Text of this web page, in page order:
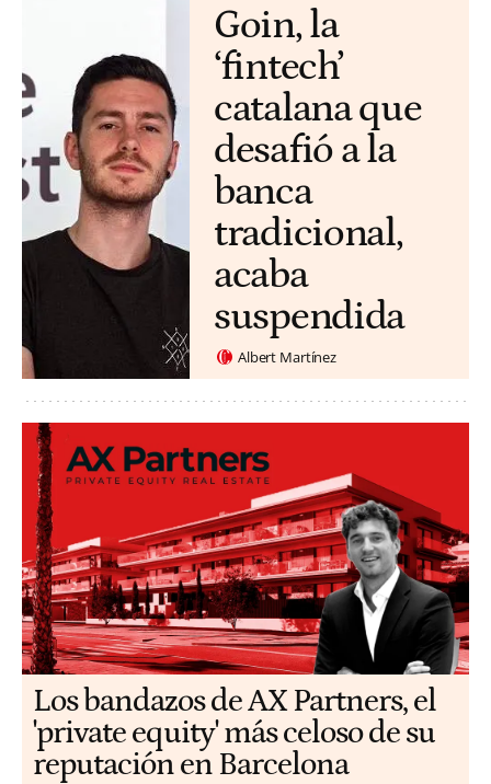
Goin, la
‘fintech’
catalana que
desafió a la
banca
tradicional,
acaba
suspendida
Albert Martínez
Los bandazos de AX Partners, el
'private equity' más celoso de su
reputación en Barcelona